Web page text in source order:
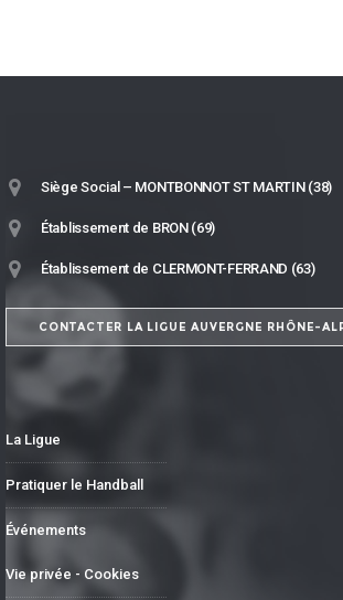
Siège Social – MONTBONNOT ST MARTIN (38)
Établissement de BRON (69)
Établissement de CLERMONT-FERRAND (63)
CONTACTER LA LIGUE AUVERGNE RHÔNE-
La Ligue
Pratiquer le Handball
Événements
Vie privée - Cookies